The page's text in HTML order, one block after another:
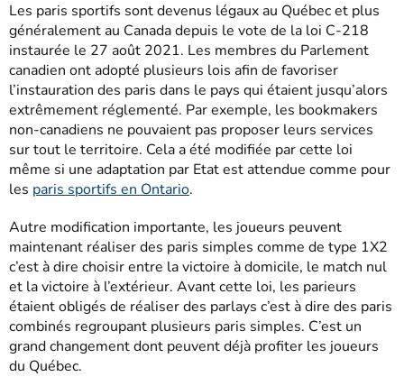
Les paris sportifs sont devenus légaux au Québec et plus
généralement au Canada depuis le vote de la loi C-218
instaurée le 27 août 2021. Les membres du Parlement
canadien ont adopté plusieurs lois afin de favoriser
l’instauration des paris dans le pays qui étaient jusqu’alors
extrêmement réglementé. Par exemple, les bookmakers
non-canadiens ne pouvaient pas proposer leurs services
sur tout le territoire. Cela a été modifiée par cette loi
même si une adaptation par Etat est attendue comme pour
les paris sportifs en Ontario.
Autre modification importante, les joueurs peuvent
maintenant réaliser des paris simples comme de type 1X2
c’est à dire choisir entre la victoire à domicile, le match nul
et la victoire à l’extérieur. Avant cette loi, les parieurs
étaient obligés de réaliser des parlays c’est à dire des paris
combinés regroupant plusieurs paris simples. C’est un
grand changement dont peuvent déjà profiter les joueurs
du Québec.